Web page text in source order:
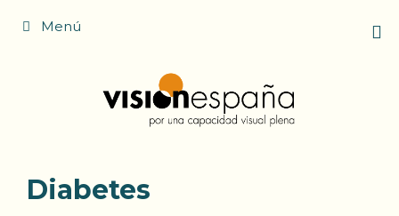
Menú
Diabetes